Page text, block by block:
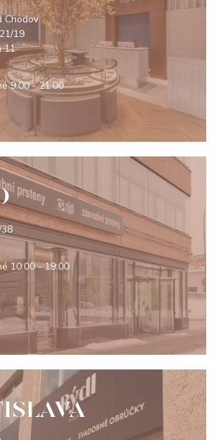
Chodov
19
11
9:00 - 21:00
10:00 - 19:00